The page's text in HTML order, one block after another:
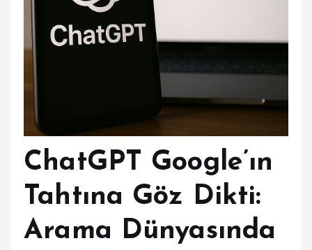
ChatGPT Google’ın
Tahtına Göz Dikti:
Arama Dünyasında